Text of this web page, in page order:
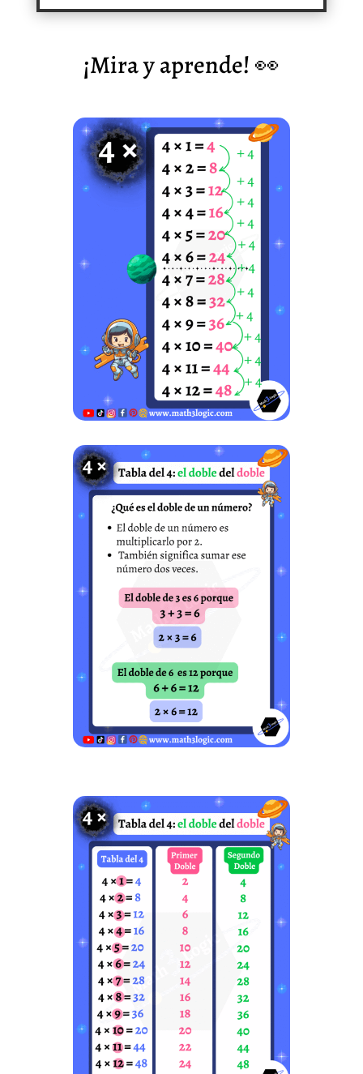
¡Mira y aprende! 👀